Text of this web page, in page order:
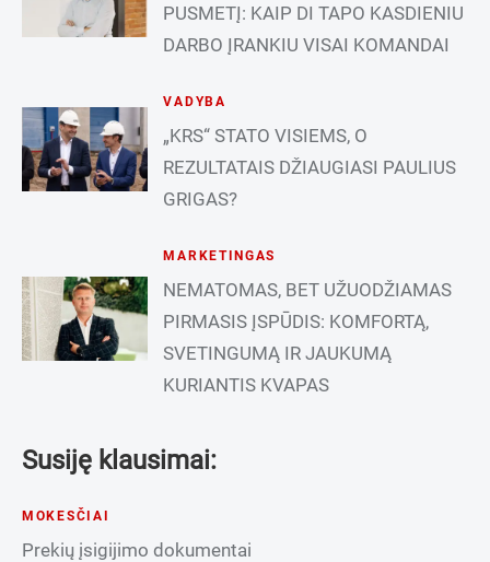
PUSMETĮ: KAIP DI TAPO KASDIENIU
DARBO ĮRANKIU VISAI KOMANDAI
VADYBA
„KRS“ STATO VISIEMS, O
REZULTATAIS DŽIAUGIASI PAULIUS
GRIGAS?
MARKETINGAS
NEMATOMAS, BET UŽUODŽIAMAS
PIRMASIS ĮSPŪDIS: KOMFORTĄ,
SVETINGUMĄ IR JAUKUMĄ
KURIANTIS KVAPAS
Susiję klausimai:
MOKESČIAI
Prekių įsigijimo dokumentai